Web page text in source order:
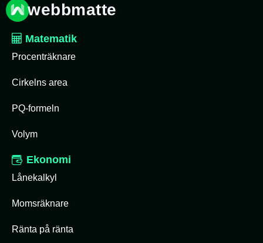
webbmatte
Matematik
Procenträknare
Cirkelns area
PQ-formeln
Volym
Ekonomi
Lånekalkyl
Momsräknare
Ränta på ränta